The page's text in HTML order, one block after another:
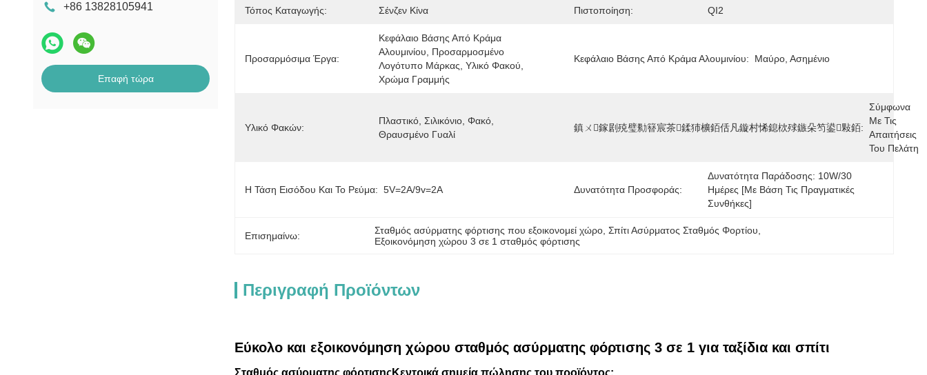
+86 13828105941
Επαφή τώρα
Τόπος Καταγωγής: Σένζεν Κίνα Πιστοποίηση: QI2
Προσαρμόσιμα Έργα:
Κεφάλαιο Βάσης Από Κράμα
Αλουμινίου, Προσαρμοσμένο
Λογότυπο Μάρκας, Υλικό Φακού,
Χρώμα Γραμμής
Κεφάλαιο Βάσης Από Κράμα Αλουμινίου: Μαύρο, Ασημένιο
Υλικό Φακών:
Πλαστικό, Σιλικόνιο, Φακό,
Θραυσμένο Γυαλί
鎮ㄨ鎵剧殑璧勬簮宸茶鍒犻櫎銆佸凡鏇村悕鎴栨殏鏃朵笉鍙敤銆:
Σύμφωνα
Με Τις
Απαιτήσεις
Του Πελάτη
Η Τάση Εισόδου Και Το Ρεύμα: 5V=2A/9v=2A Δυνατότητα Προσφοράς:
Δυνατότητα Παράδοσης: 10W/30
Ημέρες [με Βάση Τις Πραγματικές
Συνθήκες]
Επισημαίνω: Σταθμός ασύρματης φόρτισης που εξοικονομεί χώρο , Σπίτι Ασύρματος Σταθμός Φορτίου
Εξοικονόμηση χώρου 3 σε 1 σταθμός φόρτισης
Περιγραφή Προϊόντων
Εύκολο και εξοικονόμηση χώρου σταθμός ασύρματης φόρτισης 3 σε 1 για ταξίδια και σπίτι
Σταθμός ασύρματης φόρτισηςΚεντρικά σημεία πώλησης του προϊόντος: